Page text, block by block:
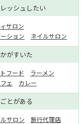
ッシュしたい
サロン
ション
ネイルサロン
がすいた
フード
ラーメン
ェ
カレー
とがある
サロン
旅行代理店